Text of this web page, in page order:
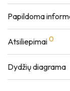
Papildoma
Atsiliepimai0
Dydžių diagrama